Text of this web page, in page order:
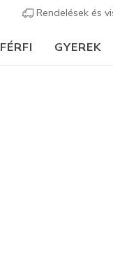
Rendelések és
FÉRFI GYEREK